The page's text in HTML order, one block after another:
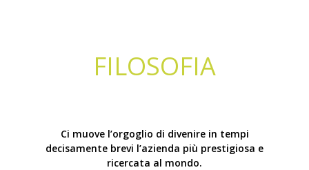
FILOSOFIA
Ci muove l’orgoglio di divenire in tempi
decisamente brevi l’azienda più prestigiosa e
ricercata al mondo.